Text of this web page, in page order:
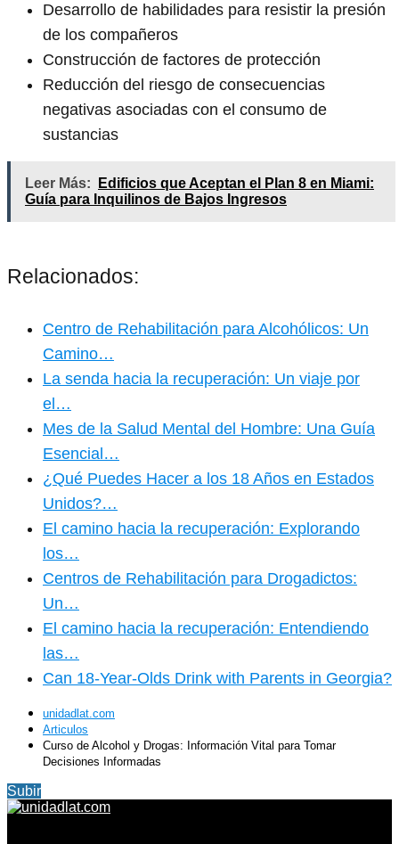
Desarrollo de habilidades para resistir la presión
de los compañeros
Construcción de factores de protección
Reducción del riesgo de consecuencias
negativas asociadas con el consumo de
sustancias
Leer Más:
Edificios que Aceptan el Plan 8 en Miami:
Guía para Inquilinos de Bajos Ingresos
Relacionados:
Centro de Rehabilitación para Alcohólicos: Un
Camino…
La senda hacia la recuperación: Un viaje por
el…
Mes de la Salud Mental del Hombre: Una Guía
Esencial…
¿Qué Puedes Hacer a los 18 Años en Estados
Unidos?…
El camino hacia la recuperación: Explorando
los…
Centros de Rehabilitación para Drogadictos:
Un…
El camino hacia la recuperación: Entendiendo
las…
Can 18-Year-Olds Drink with Parents in Georgia?
unidadlat.com
Articulos
Curso de Alcohol y Drogas: Información Vital para Tomar
Decisiones Informadas
Subir